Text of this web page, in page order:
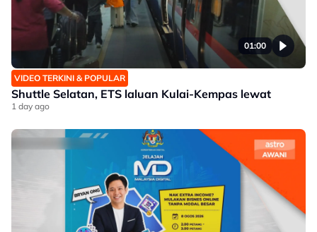
01:00
VIDEO TERKINI & POPULAR
Shuttle Selatan, ETS laluan Kulai-Kempas lewat
1 day ago